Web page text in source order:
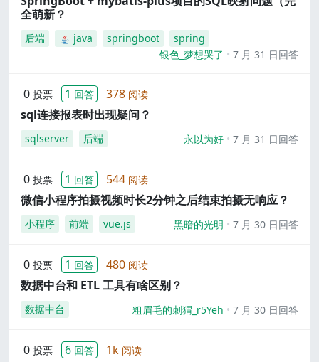
全萌新？
后端 java springboot
spring
银色_梦想哭了
7 月 31 日回答
0 投票 1 回答 378 阅读
sql连接报表时出现疑问？
sqlserver 后端 永以为好 7 月 31 日回答
0 投票 1 回答 544 阅读
微信小程序拍摄视频时长2分钟之后结束拍摄无响应？
小程序 前端 vue.js 黑暗的光明 7 月 30 日回答
0 投票 1 回答 480 阅读
数据中台和 ETL 工具有啥区别？
数据中台 粗眉毛的刺猬_r5Yeh 7 月 30 日回答
0 投票 6 回答 1k 阅读